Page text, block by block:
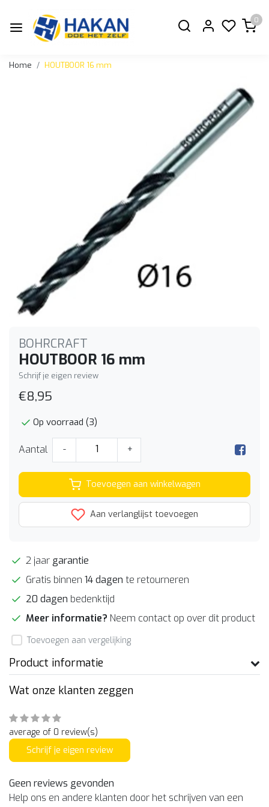
0
Home HOUTBOOR 16 mm
BOHRCRAFT
HOUTBOOR 16 mm
Schrijf je eigen review
€8,95
Op voorraad (3)
Aantal - +
Toevoegen aan winkelwagen
Aan verlanglijst toevoegen
2 jaar garantie
Gratis binnen 14 dagen te retourneren
20 dagen bedenktijd
Meer informatie? Neem contact op over dit product
Toevoegen aan vergelijking
Product informatie
Wat onze klanten zeggen
average of 0 review(s)
Schrijf je eigen review
Geen reviews gevonden
Help ons en andere klanten door het schrijven van een